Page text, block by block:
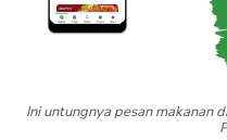
Ini untungnya pesan makanan